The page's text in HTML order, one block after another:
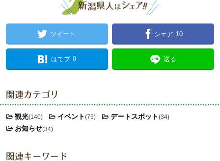
ツイート シェア 10
はてブ 0 送る
関連カテゴリ
観光(140) イベント(75) デートスポット(34)
お知らせ(34)
関連キーワード